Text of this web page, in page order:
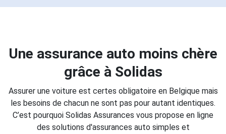
Une assurance auto moins chère
grâce à Solidas
Assurer une voiture est certes obligatoire en Belgique mais
les besoins de chacun ne sont pas pour autant identiques.
C’est pourquoi Solidas Assurances vous propose en ligne
des solutions d'assurances auto simples et